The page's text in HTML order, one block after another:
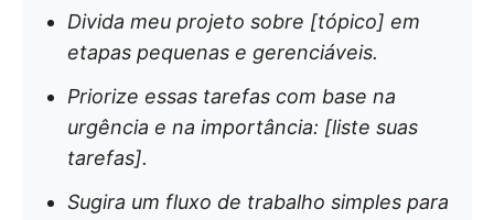
Divida meu projeto sobre [tópico] em
etapas pequenas e gerenciáveis.
Priorize essas tarefas com base na
urgência e na importância: [liste suas
tarefas].
Sugira um fluxo de trabalho simples para